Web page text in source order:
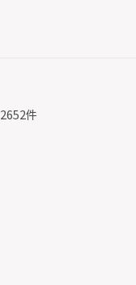
2652件